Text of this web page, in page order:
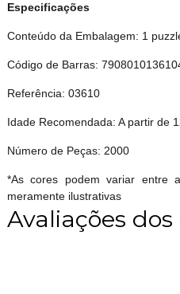
Especificações
Conteúdo da Embalagem: 1
Código de Barras:
Referência: 03610
Idade Recomendada: A partir de
Número de Peças: 2000
*As cores podem variar entre
meramente ilustrativas
Avaliações dos